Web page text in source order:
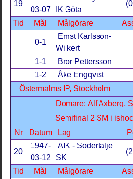
19
03-07
IK Göta
Tid Mål Målgörare
0-1
Ernst Karlsson-
Wilkert
1-1
Bror Pettersson
1-2
Åke Engqvist
Östermalms IP, Stockholm
Domare: Alf Axberg,
Semifinal 2 SM i
Nr
Datum Lag
20
1947-
03-12
AIK - Södertälje
SK
Tid Mål Målgörare